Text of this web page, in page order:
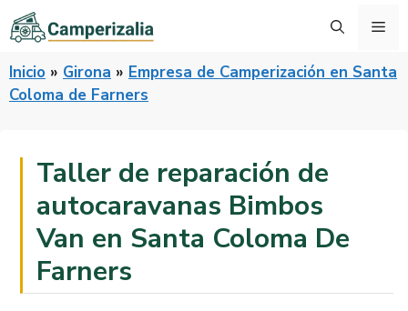
Saltar
al
Inicio » Girona » Empresa de Camperización en Santa
Coloma de Farners
Taller de reparación de
autocaravanas Bimbos
Van en Santa Coloma De
Farners